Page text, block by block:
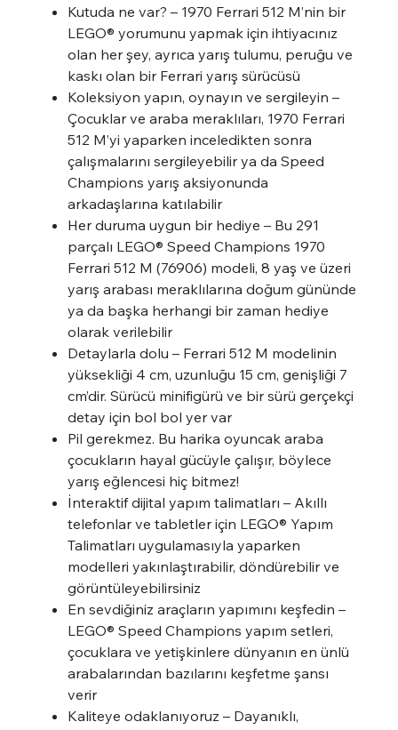
Kutuda ne var? – 1970 Ferrari 512 M’nin bir
LEGO® yorumunu yapmak için ihtiyacınız
olan her şey, ayrıca yarış tulumu, peruğu ve
kaskı olan bir Ferrari yarış sürücüsü
Koleksiyon yapın, oynayın ve sergileyin –
Çocuklar ve araba meraklıları, 1970 Ferrari
512 M’yi yaparken inceledikten sonra
çalışmalarını sergileyebilir ya da Speed
Champions yarış aksiyonunda
arkadaşlarına katılabilir
Her duruma uygun bir hediye – Bu 291
parçalı LEGO® Speed Champions 1970
Ferrari 512 M (76906) modeli, 8 yaş ve üzeri
yarış arabası meraklılarına doğum gününde
ya da başka herhangi bir zaman hediye
olarak verilebilir
Detaylarla dolu – Ferrari 512 M modelinin
yüksekliği 4 cm, uzunluğu 15 cm, genişliği 7
cm’dir. Sürücü minifigürü ve bir sürü gerçekçi
detay için bol bol yer var
Pil gerekmez. Bu harika oyuncak araba
çocukların hayal gücüyle çalışır, böylece
yarış eğlencesi hiç bitmez!
İnteraktif dijital yapım talimatları – Akıllı
telefonlar ve tabletler için LEGO® Yapım
Talimatları uygulamasıyla yaparken
modelleri yakınlaştırabilir, döndürebilir ve
görüntüleyebilirsiniz
En sevdiğiniz araçların yapımını keşfedin –
LEGO® Speed Champions yapım setleri,
çocuklara ve yetişkinlere dünyanın en ünlü
arabalarından bazılarını keşfetme şansı
verir
Kaliteye odaklanıyoruz – Dayanıklı,